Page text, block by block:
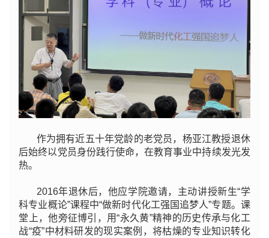
作为拥有近五十年党龄的老党员，杨亚江教授退休
后始终以党员身份践行使命，在教育事业中持续发光发
热。
2016年退休后，他应学院邀请，主动讲授新生“学
科专业概论”课程中“做新时代化工强国追梦人”专题。课
堂上，他旁征博引，用“永久黄”精神的历史传承与化工
战“疫”中材料研发的现实案例，将枯燥的专业知识转化